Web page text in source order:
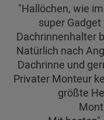
"Hallöchen, wie
super
Dachrinnenhalter
Natürlich nach
Dachrinne und
Privater Monteur
größte